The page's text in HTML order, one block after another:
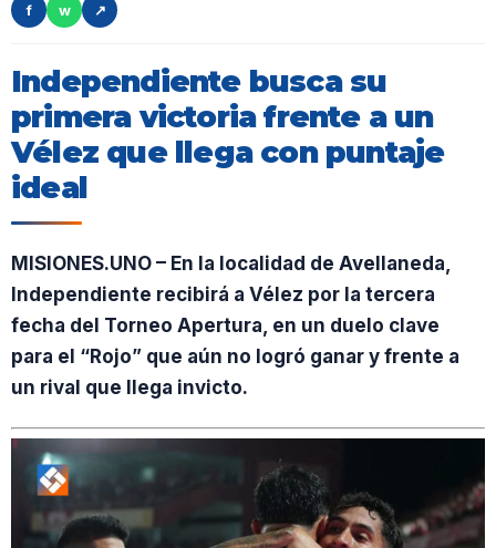
f
w ↗
Independiente busca su
primera victoria frente a un
Vélez que llega con puntaje
ideal
MISIONES.UNO – En la localidad de Avellaneda,
Independiente recibirá a Vélez por la tercera
fecha del Torneo Apertura, en un duelo clave
para el “Rojo” que aún no logró ganar y frente a
un rival que llega invicto.